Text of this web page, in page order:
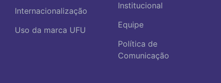
Internacionalização
Uso da marca UFU
Institucional
Equipe
Política de
Comunicação